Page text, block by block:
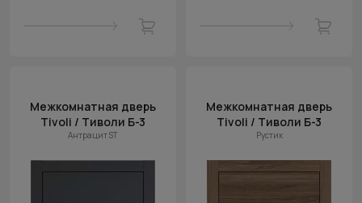
Межкомнатная дверь
Tivoli / Тиволи Б-3
Антрацит ST
Межкомнатная дверь
Tivoli / Тиволи Б-3
Рустик